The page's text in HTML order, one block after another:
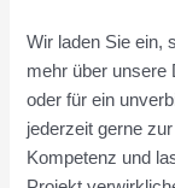
Wir laden Sie ein,
mehr über unsere
oder für ein
jederzeit gerne
Kompetenz und